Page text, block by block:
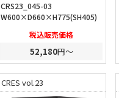
CRS23_045-03
W600×D660×H775(SH405)
税込販売価格
52,180円～
CRES vol.23